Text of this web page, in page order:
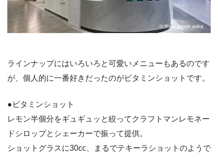
ラインナップにはいろいろと可愛いメニューもあるのです
が、個人的に一番好きだったのがビタミンショットです。
●ビタミンショット
レモン半個分をギュギュッと絞ってクラフトマンレモネー
ドシロップとシェーカーで振って提供。
ショットグラスに30cc、まるでテキーラショットのようで